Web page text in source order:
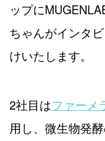
ップに
ちゃんがインタ
けいたします。
2社目はファーメ
用し、微生物発